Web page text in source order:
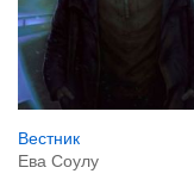
Вестник
Ева Соулу